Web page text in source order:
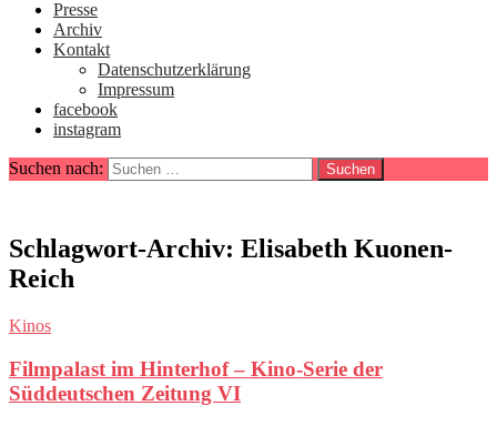
Presse
Archiv
Kontakt
Datenschutzerklärung
Impressum
facebook
instagram
Suchen nach:
Schlagwort-Archiv: Elisabeth Kuonen-
Reich
Kinos
Filmpalast im Hinterhof – Kino-Serie der
Süddeutschen Zeitung VI